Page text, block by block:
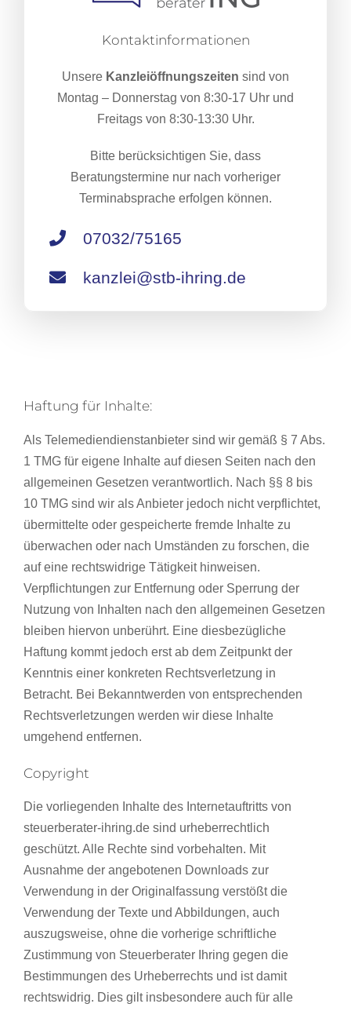
Kontaktinformationen
Unsere Kanzleiöffnungszeiten sind von
Montag – Donnerstag von 8:30-17 Uhr und
Freitags von 8:30-13:30 Uhr.
Bitte berücksichtigen Sie, dass
Beratungstermine nur nach vorheriger
Terminabsprache erfolgen können.
07032/75165
kanzlei@stb-ihring.de
Haftung für Inhalte:
Als Telemediendienstanbieter sind wir gemäß § 7 Abs.
1 TMG für eigene Inhalte auf diesen Seiten nach den
allgemeinen Gesetzen verantwortlich. Nach §§ 8 bis
10 TMG sind wir als Anbieter jedoch nicht verpflichtet,
übermittelte oder gespeicherte fremde Inhalte zu
überwachen oder nach Umständen zu forschen, die
auf eine rechtswidrige Tätigkeit hinweisen.
Verpflichtungen zur Entfernung oder Sperrung der
Nutzung von Inhalten nach den allgemeinen Gesetzen
bleiben hiervon unberührt. Eine diesbezügliche
Haftung kommt jedoch erst ab dem Zeitpunkt der
Kenntnis einer konkreten Rechtsverletzung in
Betracht. Bei Bekanntwerden von entsprechenden
Rechtsverletzungen werden wir diese Inhalte
umgehend entfernen.
Copyright
Die vorliegenden Inhalte des Internetauftritts von
steuerberater-ihring.de sind urheberrechtlich
geschützt. Alle Rechte sind vorbehalten. Mit
Ausnahme der angebotenen Downloads zur
Verwendung in der Originalfassung verstößt die
Verwendung der Texte und Abbildungen, auch
auszugsweise, ohne die vorherige schriftliche
Zustimmung von Steuerberater Ihring gegen die
Bestimmungen des Urheberrechts und ist damit
rechtswidrig. Dies gilt insbesondere auch für alle